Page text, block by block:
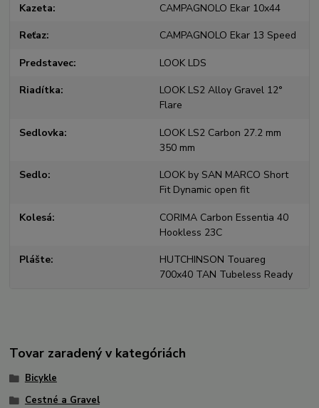
Kazeta CAMPAGNOLO Ekar 10x44
Reťaz CAMPAGNOLO Ekar 13 Speed
Predstavec LOOK LDS
Riadítka
LOOK LS2 Alloy Gravel 12°
Flare
Sedlovka
LOOK LS2 Carbon 27.2 mm
350 mm
Sedlo
LOOK by SAN MARCO Short
Fit Dynamic open fit
Kolesá
CORIMA Carbon Essentia 40
Hookless 23C
Plášte
HUTCHINSON Touareg
700x40 TAN Tubeless Ready
Tovar zaradený v kategóriách
Bicykle
Cestné a Gravel